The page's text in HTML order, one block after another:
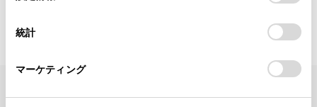
意したことになります。Cookie(クッキー)のオプトアウト、
設定の変更、同意を撤回したりするにあたっては、当社の
「Cookie（クッキー）情報の取り扱いについて
」をご覧くだ
統計
マーケティング
TOYOTAアカウント利用規約反社会的勢力に対する基本方針企業情報